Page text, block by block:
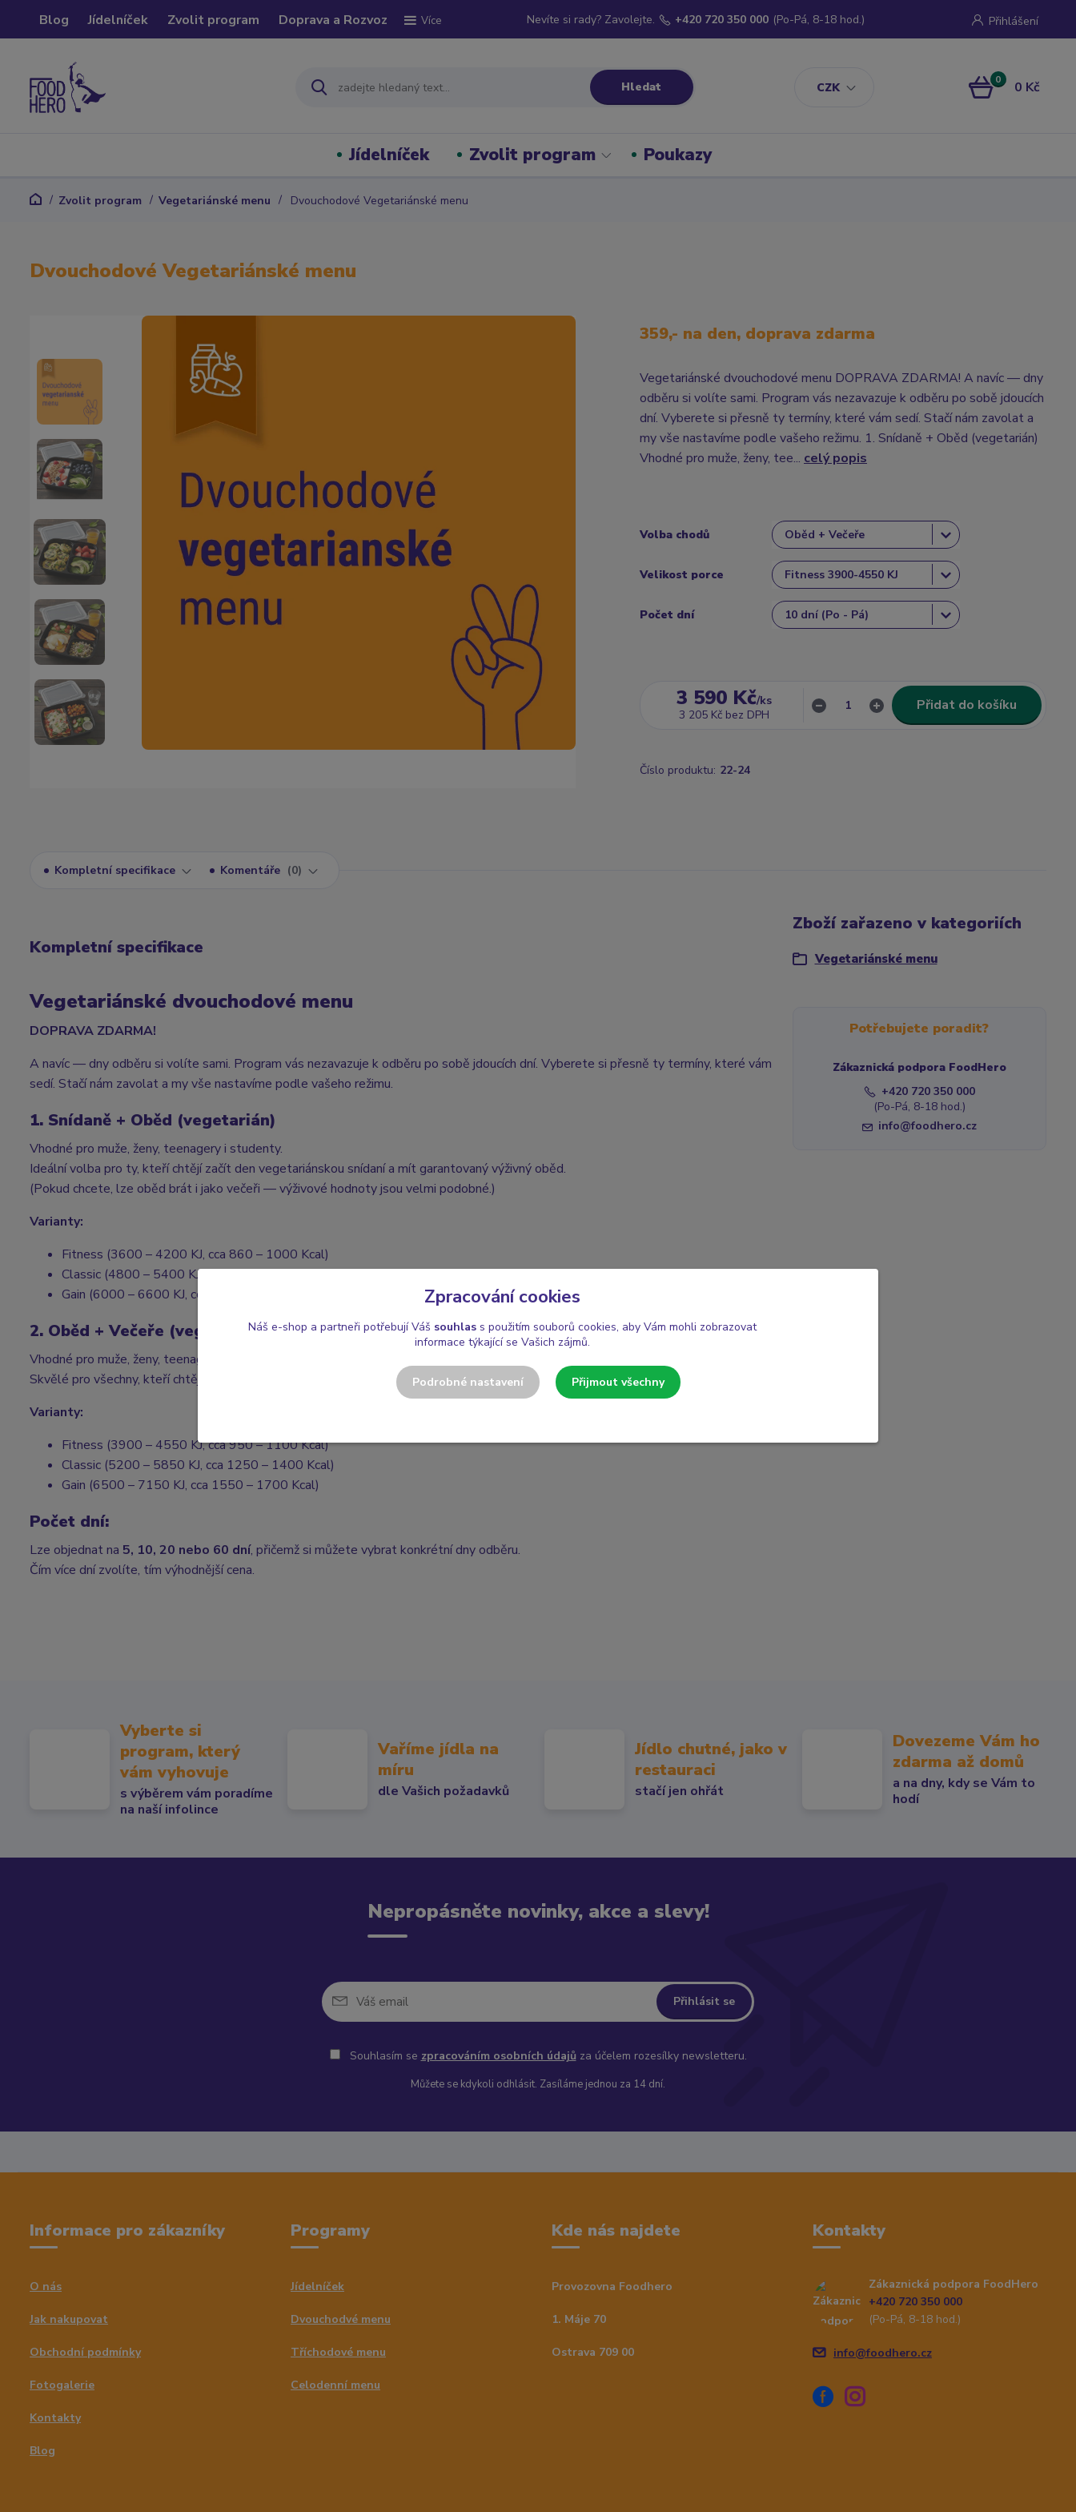
Blog Jídelníček Zvolit program Doprava a Rozvoz Více
CZK
Přihlášení
Hledat
Nevíte si rady? Zavolejte. +420 720 350 000 (Po-Pá, 8-18 hod.)
0 0 Kč
Jídelníček Zvolit program Poukazy
Zvolit program Vegetariánské menu Dvouchodové Vegetariánské menu
Dvouchodové Vegetariánské menu
359,- na den, doprava zdarma
Vegetariánské dvouchodové menu DOPRAVA ZDARMA! A navíc — dny
odběru si volíte sami. Program vás nezavazuje k odběru po sobě jdoucích
dní. Vyberete si přesně ty termíny, které vám sedí. Stačí nám zavolat a
my vše nastavíme podle vašeho režimu. 1. Snídaně + Oběd (vegetarián)
Vhodné pro muže, ženy, tee... celý popis
Volba chodů
Velikost porce
Počet dní
3 590 Kč/ks
3 205 Kč bez DPH
Přidat do košíku
Číslo produktu: 22-24
Kompletní specifikace Komentáře 0
Kompletní specifikace
Vegetariánské dvouchodové menu
DOPRAVA ZDARMA!
A navíc — dny odběru si volíte sami. Program vás nezavazuje k odběru po sobě jdoucích dní. Vyberete si přesně ty termíny, které vám
sedí. Stačí nám zavolat a my vše nastavíme podle vašeho režimu.
1. Snídaně + Oběd (vegetarián)
Vhodné pro muže, ženy, teenagery i studenty.
Ideální volba pro ty, kteří chtějí začít den vegetariánskou snídaní a mít garantovaný výživný oběd.
(Pokud chcete, lze oběd brát i jako večeři — výživové hodnoty jsou velmi podobné.)
Varianty:
Fitness (3600 – 4200 KJ, cca 860 – 1000 Kcal)
Classic (4800 – 5400 KJ, cca 1150 – 1300 Kcal)
Gain (6000 – 6600 KJ, cca 1450 – 1600 Kcal)
2. Oběd + Večeře (vegetarián)
Vhodné pro muže, ženy, teenagery i studenty.
Skvělé pro všechny, kteří chtějí mít každý den připravený lehký vegetariánský oběd i večeři — bez vaření, bez stresu.
Varianty:
Fitness (3900 – 4550 KJ, cca 950 – 1100 Kcal)
Classic (5200 – 5850 KJ, cca 1250 – 1400 Kcal)
Gain (6500 – 7150 KJ, cca 1550 – 1700 Kcal)
Počet dní:
Lze objednat na 5, 10, 20 nebo 60 dní, přičemž si můžete vybrat konkrétní dny odběru.
Čím více dní zvolíte, tím výhodnější cena.
Zboží zařazeno v kategoriích
Vegetariánské menu
Potřebujete poradit?
Zákaznická podpora FoodHero
+420 720 350 000
(Po-Pá, 8-18 hod.)
info@foodhero.cz
Vyberte si
program, který
vám vyhovuje
s výběrem vám poradíme
na naší infolince
Vaříme jídla na
míru
dle Vašich požadavků
Jídlo chutné, jako v
restauraci
stačí jen ohřát
Dovezeme Vám ho
zdarma až domů
a na dny, kdy se Vám to
hodí
Nepropásněte novinky, akce a slevy!
Přihlásit se
Souhlasím se zpracováním osobních údajů za účelem rozesílky newsletteru.
Můžete se kdykoli odhlásit. Zasíláme jednou za 14 dní.
Informace pro zákazníky
O nás
Jak nakupovat
Obchodní podmínky
Fotogalerie
Kontakty
Blog
Programy
Jídelníček
Dvouchodvé menu
Tříchodové menu
Celodenní menu
Kde nás najdete
Provozovna Foodhero
1. Máje 70
Ostrava 709 00
Kontakty
Zákaznická podpora FoodHero
+420 720 350 000
(Po-Pá, 8-18 hod.)
info@foodhero.cz
Zpracování cookies
Náš e-shop a partneři potřebují Váš souhlass použitím souborů cookies, aby Vám mohli zobrazovat
informace týkající se Vašich zájmů.
Podrobné nastavení Přijmout všechny